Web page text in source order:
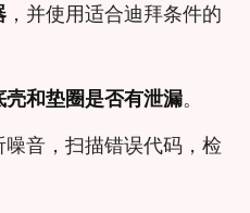
，并使用适合迪拜条件的
和垫圈是否有泄漏。
噪音，扫描错误代码，检